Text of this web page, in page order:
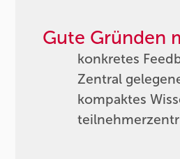
Gute Gründen
konkretes
Zentral
kompaktes